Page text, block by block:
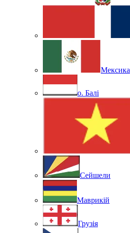
Мексика
о. Балі
Сейшели
Маврикій
Грузія